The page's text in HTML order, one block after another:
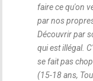
faire ce qu'on
par nos
Découvrir par
qui est illégal.
se fait pas
(15-18 ans,